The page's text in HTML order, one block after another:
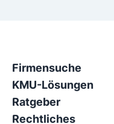
Firmensuche
KMU-Lösungen
Ratgeber
Rechtliches